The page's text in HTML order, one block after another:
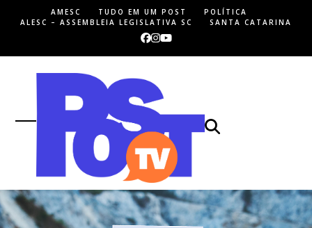
AMESC TUDO EM UM POST
POLÍTICA
ALESC – ASSEMBLEIA LEGISLATIVA SC
SANTA CATARINA
Facebook
Instagram
YouTube
Open
mobile
menu
Close
mobile
menu